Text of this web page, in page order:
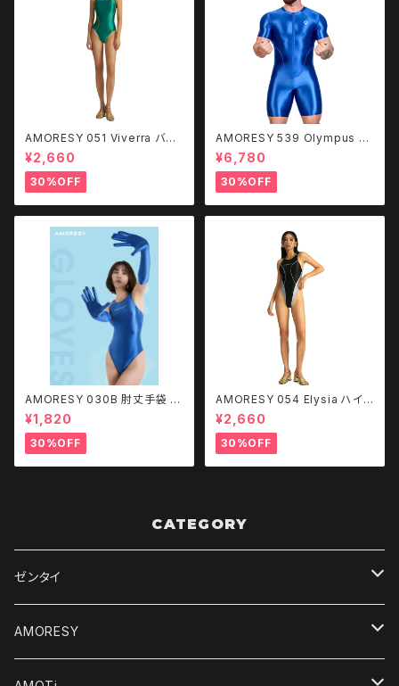
AMORESY 051 Viverra バッ
クレス水着
¥2,660
30%OFF
AMORESY 539 Olympus ス
ポーツボディースーツ
¥6,780
30%OFF
AMORESY 030B 肘丈手袋 S
T
¥1,820
30%OFF
AMORESY 054 Elysia ハイレ
グバックレス競水着
¥2,660
30%OFF
CATEGORY
ゼンタイ
デジタルコンテンツ
AMORESY